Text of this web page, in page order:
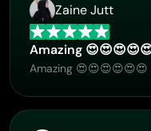
Zaine Jutt
Amazing
Amazing